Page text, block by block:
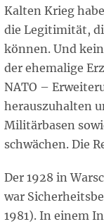
Kalten Krieg
die Legitimität,
können. Und
der ehemalige
NATO –
herauszuhalten
Militärbasen
schwächen. Die
Der 1928 in
war
1981). In einem